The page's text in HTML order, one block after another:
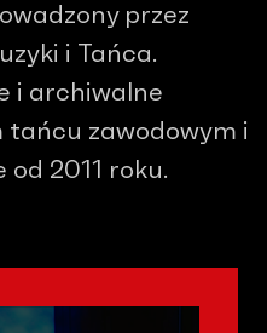
przez
i Tańca.
i archiwalne
tańcu zawodowym i
2011 roku.